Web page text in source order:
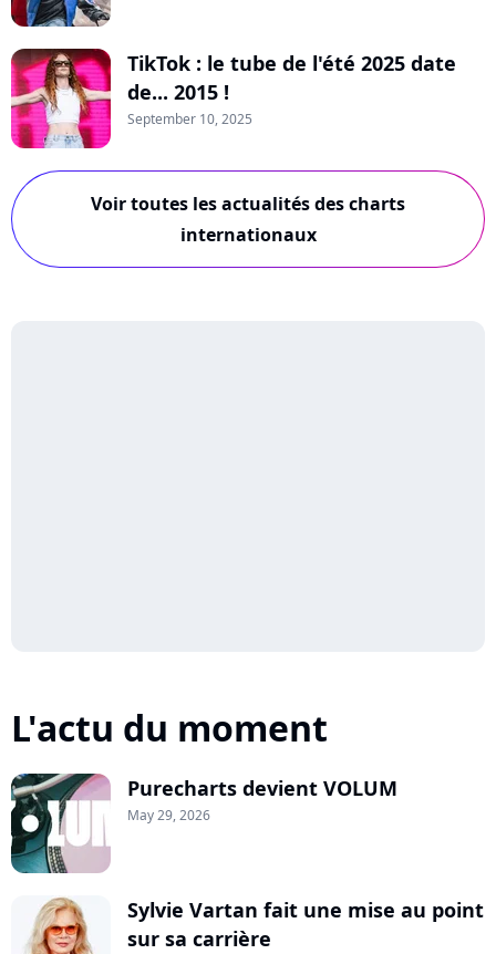
TikTok : le tube de l'été 2025 date
de... 2015 !
September 10, 2025
Voir toutes les actualités des charts
internationaux
L'actu du moment
Purecharts devient VOLUM
May 29, 2026
Sylvie Vartan fait une mise au point
sur sa carrière